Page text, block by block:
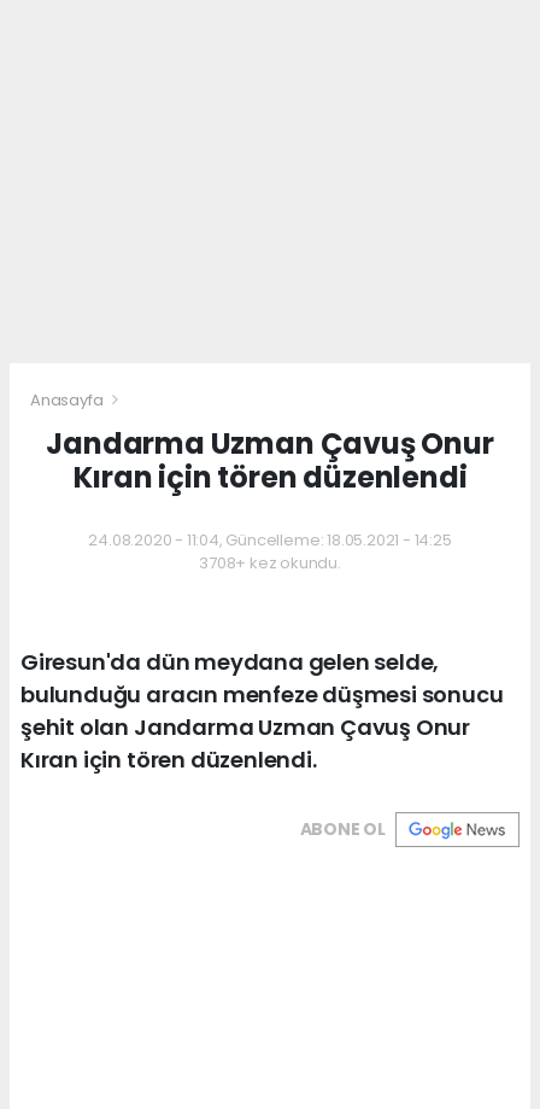
Anasayfa
Jandarma Uzman Çavuş Onur
Kıran için tören düzenlendi
24.08.2020 - 11:04, Güncelleme: 18.05.2021 - 14:25
3708+ kez okundu.
Giresun'da dün meydana gelen selde,
bulunduğu aracın menfeze düşmesi sonucu
şehit olan Jandarma Uzman Çavuş Onur
Kıran için tören düzenlendi.
ABONE OL